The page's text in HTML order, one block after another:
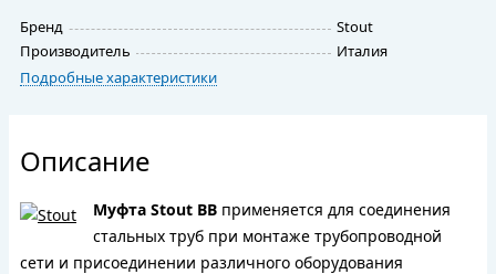
Бренд
Stout
Производитель
Италия
Подробные характеристики
Описание
Муфта Stout ВВ применяется для соединения
стальных труб при монтаже трубопроводной
сети и присоединении различного оборудования